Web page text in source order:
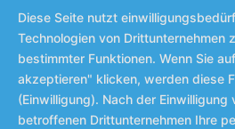
Diese Seite nutzt
Technologien von Drittunternehmen
bestimmter Funktionen. Wenn Sie
akzeptieren" klicken, werden diese
(Einwilligung). Nach der
betroffenen Drittunternehmen Ihre